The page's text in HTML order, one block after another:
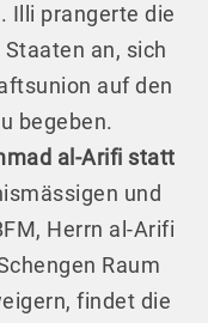
Illi prangerte die
an, sich
auf den
begeben.
al-Arifi statt
und
Herrn al-Arifi
Raum
findet die